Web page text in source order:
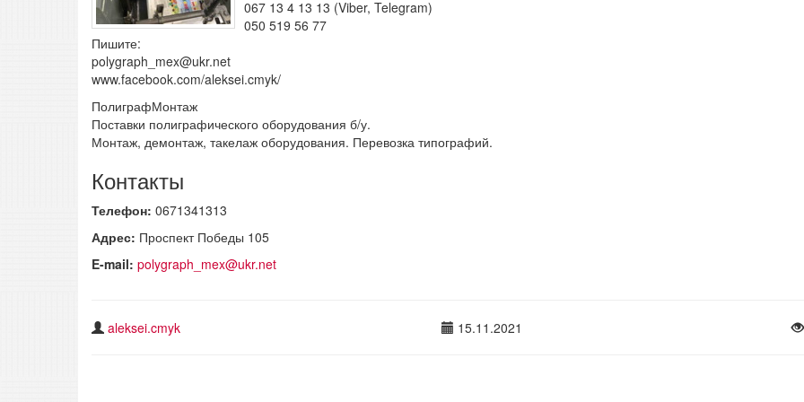
067 13 4 13 13 (Viber, Telegram)
050 519 56 77
Пишите:
polygraph_mex@ukr.net
www.facebook.com/aleksei.cmyk/
ПолиграфМонтаж
Поставки полиграфического оборудования б/у.
Монтаж, демонтаж, такелаж оборудования. Перевозка типографий.
Контакты
Телефон: 0671341313
Адрес: Проспект Победы 105
E-mail: polygraph_mex@ukr.net
aleksei.cmyk 15.11.2021